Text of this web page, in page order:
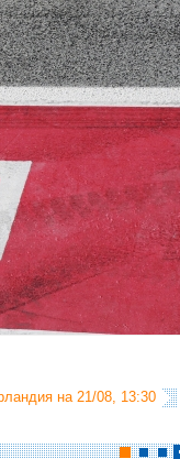
на 21/08, 13:30